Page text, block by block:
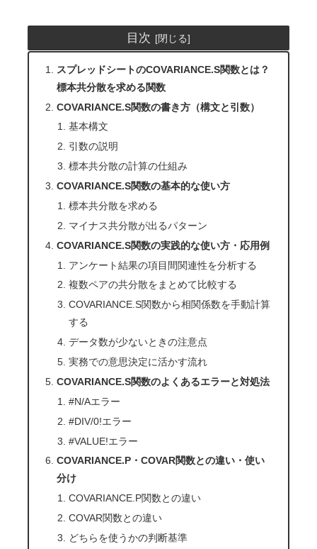
目次
スプレッドシートのCOVARIANCE.S関数とは？
標本共分散を求める関数
COVARIANCE.S関数の書き方（構文と引数）
基本構文
引数の説明
標本共分散の計算の仕組み
COVARIANCE.S関数の基本的な使い方
標本共分散を求める
マイナス共分散が出るパターン
COVARIANCE.S関数の実践的な使い方・応用例
アンケート結果の項目間関連性を分析する
複数ペアの共分散をまとめて比較する
COVARIANCE.S関数から相関係数を手動計算
する
データ数が少ないときの注意点
実務での意思決定に活かす流れ
COVARIANCE.S関数のよくあるエラーと対処法
#N/Aエラー
#DIV/0!エラー
#VALUE!エラー
COVARIANCE.P・COVAR関数との違い・使い
分け
COVARIANCE.P関数との違い
COVAR関数との違い
どちらを使うかの判断基準